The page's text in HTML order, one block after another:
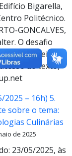
Bigarella,
Politécnico.
GONCALVES,
O desafio
Rio de Janeiro:
ao texto,
2025 – 16h) 5.
sobre o tema:
Culinárias
de 2025
23/05/2025, às